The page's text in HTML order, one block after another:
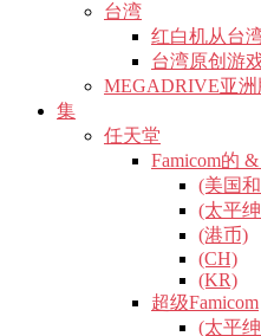
台湾
红白机从台
台湾原创游
MEGADRIVE亚洲
集
任天堂
Famicom的
(美国
(太平
(港币)
(CH)
(KR)
超级Famicom
(太平